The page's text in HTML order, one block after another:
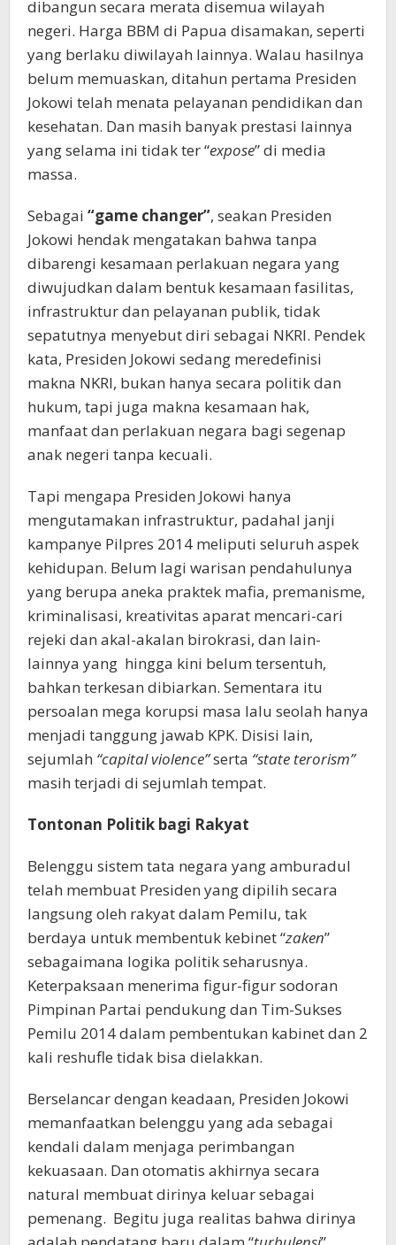
dibangun secara merata disemua wilayah
negeri. Harga BBM di Papua disamakan, seperti
yang berlaku diwilayah lainnya. Walau hasilnya
belum memuaskan, ditahun pertama Presiden
Jokowi telah menata pelayanan pendidikan dan
kesehatan. Dan masih banyak prestasi lainnya
yang selama ini tidak ter “expose” di media
massa.
Sebagai “game changer”, seakan Presiden
Jokowi hendak mengatakan bahwa tanpa
dibarengi kesamaan perlakuan negara yang
diwujudkan dalam bentuk kesamaan fasilitas,
infrastruktur dan pelayanan publik, tidak
sepatutnya menyebut diri sebagai NKRI. Pendek
kata, Presiden Jokowi sedang meredefinisi
makna NKRI, bukan hanya secara politik dan
hukum, tapi juga makna kesamaan hak,
manfaat dan perlakuan negara bagi segenap
anak negeri tanpa kecuali.
Tapi mengapa Presiden Jokowi hanya
mengutamakan infrastruktur, padahal janji
kampanye Pilpres 2014 meliputi seluruh aspek
kehidupan. Belum lagi warisan pendahulunya
yang berupa aneka praktek mafia, premanisme,
kriminalisasi, kreativitas aparat mencari-cari
rejeki dan akal-akalan birokrasi, dan lain-
lainnya yang hingga kini belum tersentuh,
bahkan terkesan dibiarkan. Sementara itu
persoalan mega korupsi masa lalu seolah hanya
menjadi tanggung jawab KPK. Disisi lain,
sejumlah “capital violence”serta “state terorism”
masih terjadi di sejumlah tempat.
Tontonan Politik bagi Rakyat
Belenggu sistem tata negara yang amburadul
telah membuat Presiden yang dipilih secara
langsung oleh rakyat dalam Pemilu, tak
berdaya untuk membentuk kebinet “zaken”
sebagaimana logika politik seharusnya.
Keterpaksaan menerima figur-figur sodoran
Pimpinan Partai pendukung dan Tim-Sukses
Pemilu 2014 dalam pembentukan kabinet dan 2
kali reshufle tidak bisa dielakkan.
Berselancar dengan keadaan, Presiden Jokowi
memanfaatkan belenggu yang ada sebagai
kendali dalam menjaga perimbangan
kekuasaan. Dan otomatis akhirnya secara
natural membuat dirinya keluar sebagai
pemenang. Begitu juga realitas bahwa dirinya